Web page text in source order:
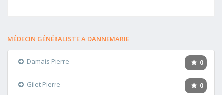
MÉDECIN GÉNÉRALISTE A DANNEMARIE
0
Damais Pierre
0
Gilet Pierre